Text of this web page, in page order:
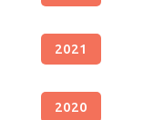
2021
2020